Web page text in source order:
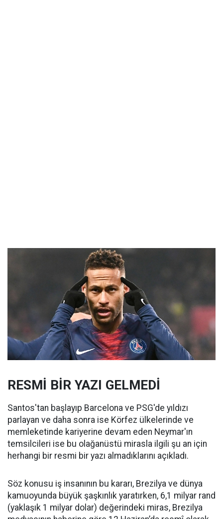
RESMİ BİR YAZI GELMEDİ
Santos'tan başlayıp Barcelona ve PSG'de yıldızı
parlayan ve daha sonra ise Körfez ülkelerinde ve
memleketinde kariyerine devam eden Neymar'ın
temsilcileri ise bu olağanüstü mirasla ilgili şu an için
herhangi bir resmi bir yazı almadıklarını açıkladı.
Söz konusu iş insanının bu kararı, Brezilya ve dünya
kamuoyunda büyük şaşkınlık yaratırken, 6,1 milyar rand
(yaklaşık 1 milyar dolar) değerindeki miras, Brezilya